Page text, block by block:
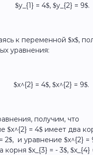
$y_{1} = 4$, $y_{2} = 9$.
к переменной $x$,
уравнения:
$x^{2} = 4$, $x^{2} = 9$.
получим, что
$x^{2} = 4$ имеет два
2$, и уравнение $x^{2} =
корня $x_{3} = - 3$, $x_{4}